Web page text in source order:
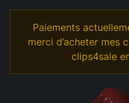
Paiements
merci d’acheter mes
clips4sale